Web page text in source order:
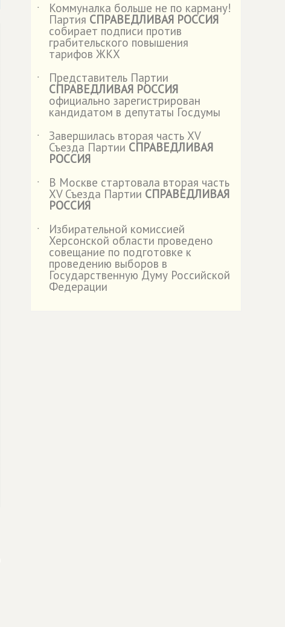
˙ Коммуналка больше не по карману!
Партия СПРАВЕДЛИВАЯ РОССИЯ
собирает подписи против
грабительского повышения
тарифов ЖКХ
˙
Представитель Партии
СПРАВЕДЛИВАЯ РОССИЯ
официально зарегистрирован
кандидатом в депутаты Госдумы
˙
Завершилась вторая часть XV
Съезда Партии СПРАВЕДЛИВАЯ
РОССИЯ
˙
В Москве стартовала вторая часть
XV Съезда Партии СПРАВЕДЛИВАЯ
РОССИЯ
˙
Избирательной комиссией
Херсонской области проведено
совещание по подготовке к
проведению выборов в
Государственную Думу Российской
Федерации